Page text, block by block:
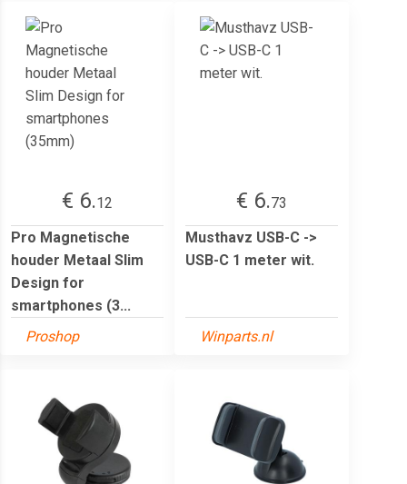
€ 6.12
Pro Magnetische
houder Metaal Slim
Design for
smartphones (3...
Proshop
€ 6.73
Musthavz USB-C ->
USB-C 1 meter wit.
Winparts.nl